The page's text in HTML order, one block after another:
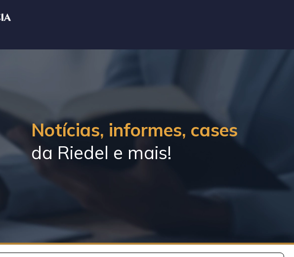
Notícias, informes, cases
da Riedel e mais!